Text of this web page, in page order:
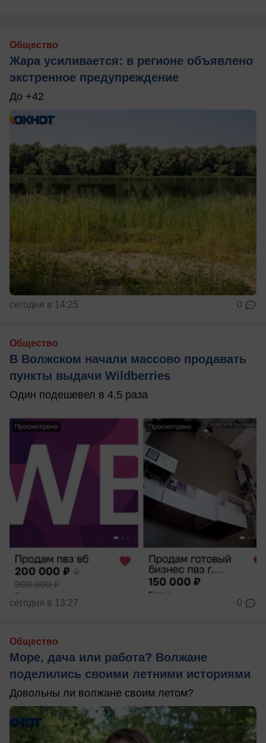
Общество
Жара усиливается: в регионе объявлено
экстренное предупреждение
До +42
сегодня в 14:25 0
Общество
В Волжском начали массово продавать
пункты выдачи Wildberries
Один подешевел в 4,5 раза
сегодня в 13:27 0
Общество
Море, дача или работа? Волжане
поделились своими летними историями
Довольны ли волжане своим летом?